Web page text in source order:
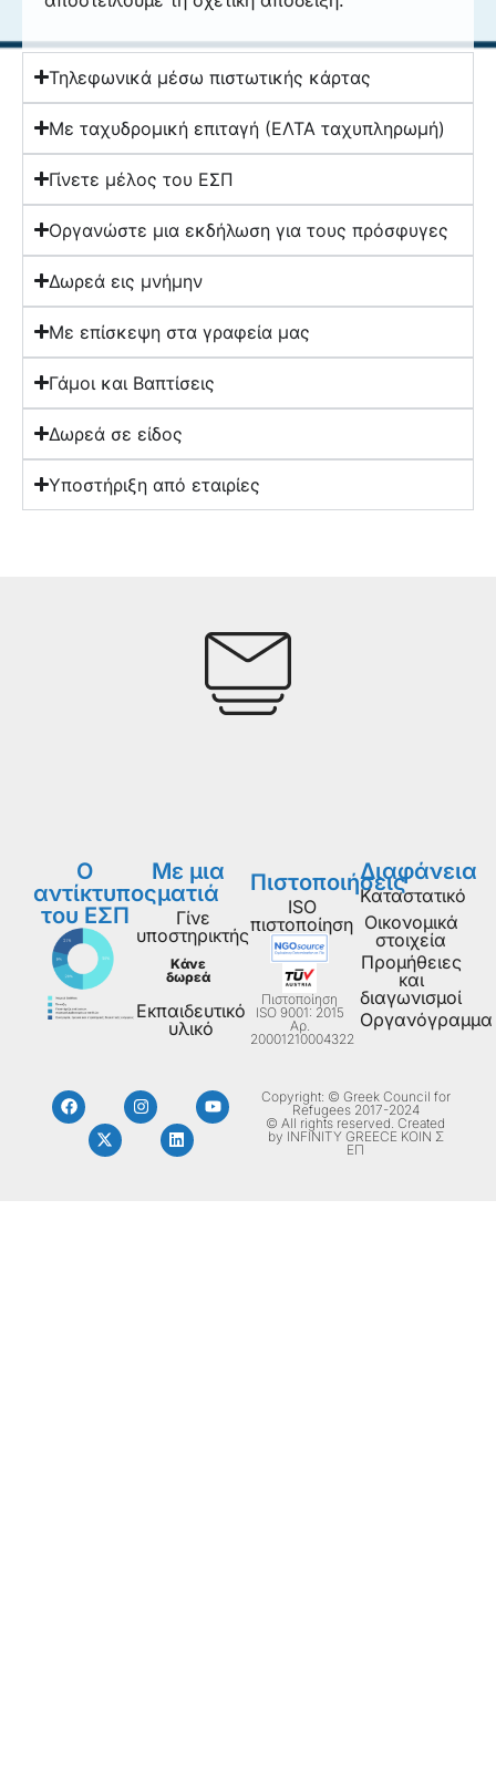
Τηλεφωνικά μέσω πιστωτικής κάρτας
Με ταχυδρομική επιταγή (ΕΛΤΑ ταχυπληρωμή)
Γίνετε μέλος του ΕΣΠ
Οργανώστε μια εκδήλωση για τους πρόσφυγες
Δωρεά εις μνήμην
Με επίσκεψη στα γραφεία μας
Γάμοι και Βαπτίσεις
Δωρεά σε είδος
Υποστήριξη από εταιρίες
Ο
αντίκτυπος
του ΕΣΠ
Με μια
ματιά
Γίνε
υποστηρικτής
Κάνε
δωρεά
Εκπαιδευτικό
υλικό
Πιστοποιήσεις
ISO
πιστοποίηση
Πιστοποίηση
ISO 9001: 2015
Aρ.
20001210004322
Διαφάνεια
Καταστατικό
Οικονομικά
στοιχεία
Προμήθειες
και
διαγωνισμοί
Οργανόγραμμα
Copyright: © Greek Council for
Refugees 2017-2024
© All rights reserved. Created
by INFINITY GREECE ΚΟΙΝ Σ
ΕΠ